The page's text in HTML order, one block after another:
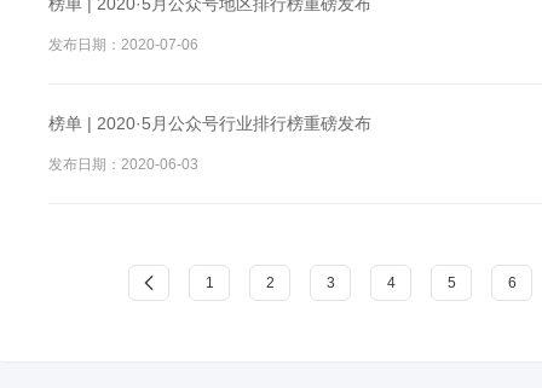
发布日期：2020-07-06
榜单 | 2020·5月公众号行业排行榜重磅发布
发布日期：2020-06-03
1 2 3 4 5 6